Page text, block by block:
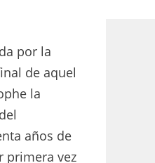
por la
de aquel
la
años de
primera vez